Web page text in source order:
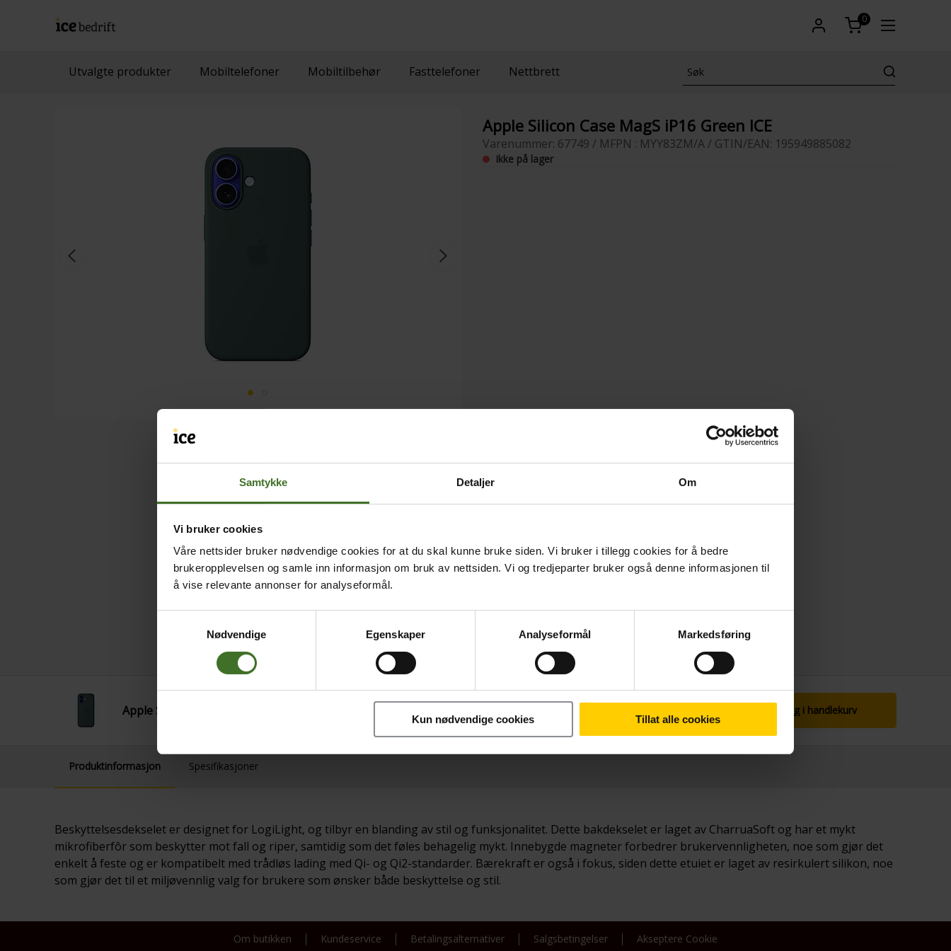
Samtykke Detaljer Om
Vi bruker cookies
Våre nettsider bruker nødvendige cookies for at du skal kunne bruke siden. Vi bruker i tillegg cookies for å bedre
brukeropplevelsen og samle inn informasjon om bruk av nettsiden. Vi og tredjeparter bruker også denne informasjonen til
å vise relevante annonser for analyseformål.
Nødvendige
Egenskaper Analyseformål Markedsføring
Kun nødvendige cookies Tillat alle cookies
0
Utvalgte produkter Mobiltelefoner Mobiltilbehør Fasttelefoner Nettbrett
Apple Silicon Case MagS iP16 Green ICE
Varenummer: 67749 / MFPN : MYY83ZM/A / GTIN/EAN: 195949885082
Ikke på lager
Apple Silicon Case MagS iP16 Green ICE
Betal nå
169,- Legg i handlekurv
Produktinformasjon Spesifikasjoner
Beskyttelsesdekselet er designet for LogiLight, og tilbyr en blanding av stil og funksjonalitet. Dette bakdekselet er laget av CharruaSoft og har et mykt
mikrofiberfôr som beskytter mot fall og riper, samtidig som det føles behagelig mykt. Innebygde magneter forbedrer brukervennligheten, noe som gjør det
enkelt å feste og er kompatibelt med trådløs lading med Qi- og Qi2-standarder. Bærekraft er også i fokus, siden dette etuiet er laget av resirkulert silikon, noe
som gjør det til et miljøvennlig valg for brukere som ønsker både beskyttelse og stil.
Om butikken Kundeservice Betalingsalternativer Salgsbetingelser Akseptere Cookie